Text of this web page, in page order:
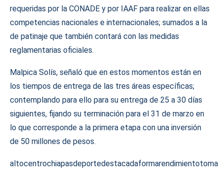
requeridas por la CONADE y por IAAF para realizar en ellas
competencias nacionales e internacionales; sumados a la
de patinaje que también contará con las medidas
reglamentarias oficiales.
Malpica Solís, señaló que en estos momentos están en
los tiempos de entrega de las tres áreas específicas;
contemplando para ello para su entrega de 25 a 30 días
siguientes, fijando su terminación para el 31 de marzo en
lo que corresponde a la primera etapa con una inversión
de 50 millones de pesos.
altocentrochiapasdeportedestacadaformarendimientotoma